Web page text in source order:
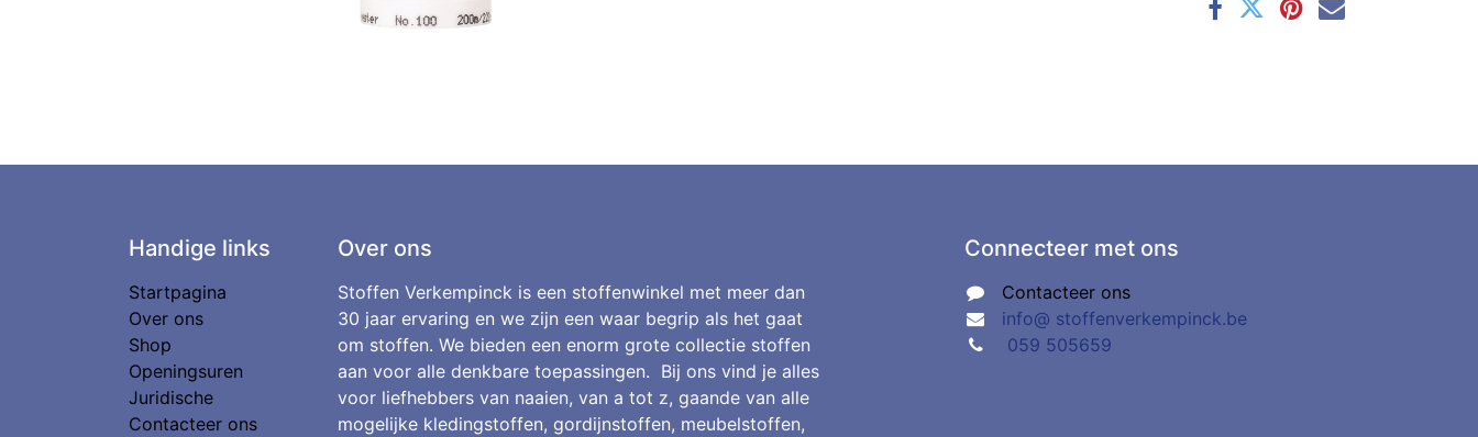
Handige links
Startpagina
Over ons
Shop
Openingsuren
Juridische
Contacteer ons
Over ons
Stoffen Verkempinck is een stoffenwinkel met meer dan
30 jaar ervaring en we zijn een waar begrip als het gaat
om stoffen. We bieden een enorm grote collectie stoffen
aan voor alle denkbare toepassingen. Bij ons vind je alles
voor liefhebbers van naaien, van a tot z, gaande van alle
mogelijke kledingstoffen, gordijnstoffen, meubelstoffen,
Connecteer met ons
Contacteer ons
info@ stoffenverkempinck.be
059 505659